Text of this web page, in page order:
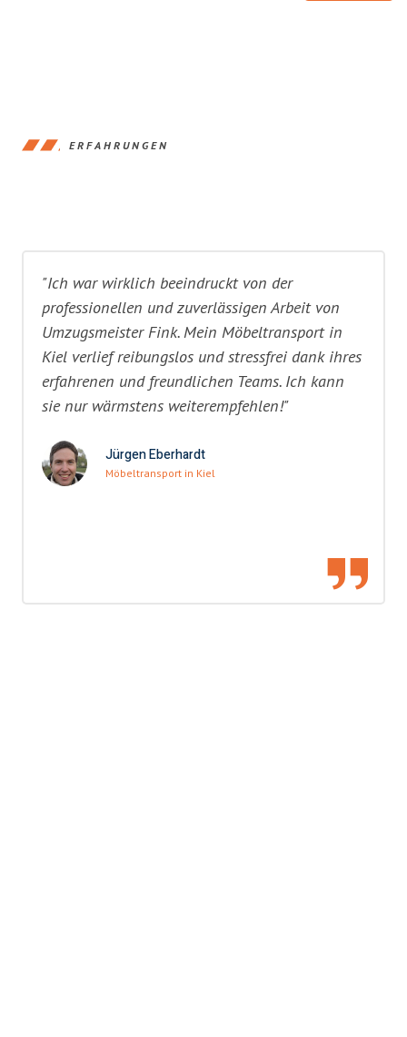
ERFAHRUNGEN
"Ich war wirklich beeindruckt von der
professionellen und zuverlässigen Arbeit von
Umzugsmeister Fink. Mein Möbeltransport in
Kiel verlief reibungslos und stressfrei dank ihres
erfahrenen und freundlichen Teams. Ich kann
sie nur wärmstens weiterempfehlen!"
Jürgen Eberhardt
Möbeltransport in Kiel